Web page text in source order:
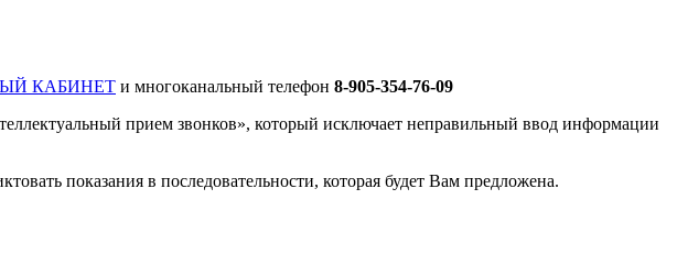
КАБИНЕТ и многоканальный телефон 8-905-354-76-09
прием звонков», который исключает неправильный ввод информации
показания в последовательности, которая будет Вам предложена.